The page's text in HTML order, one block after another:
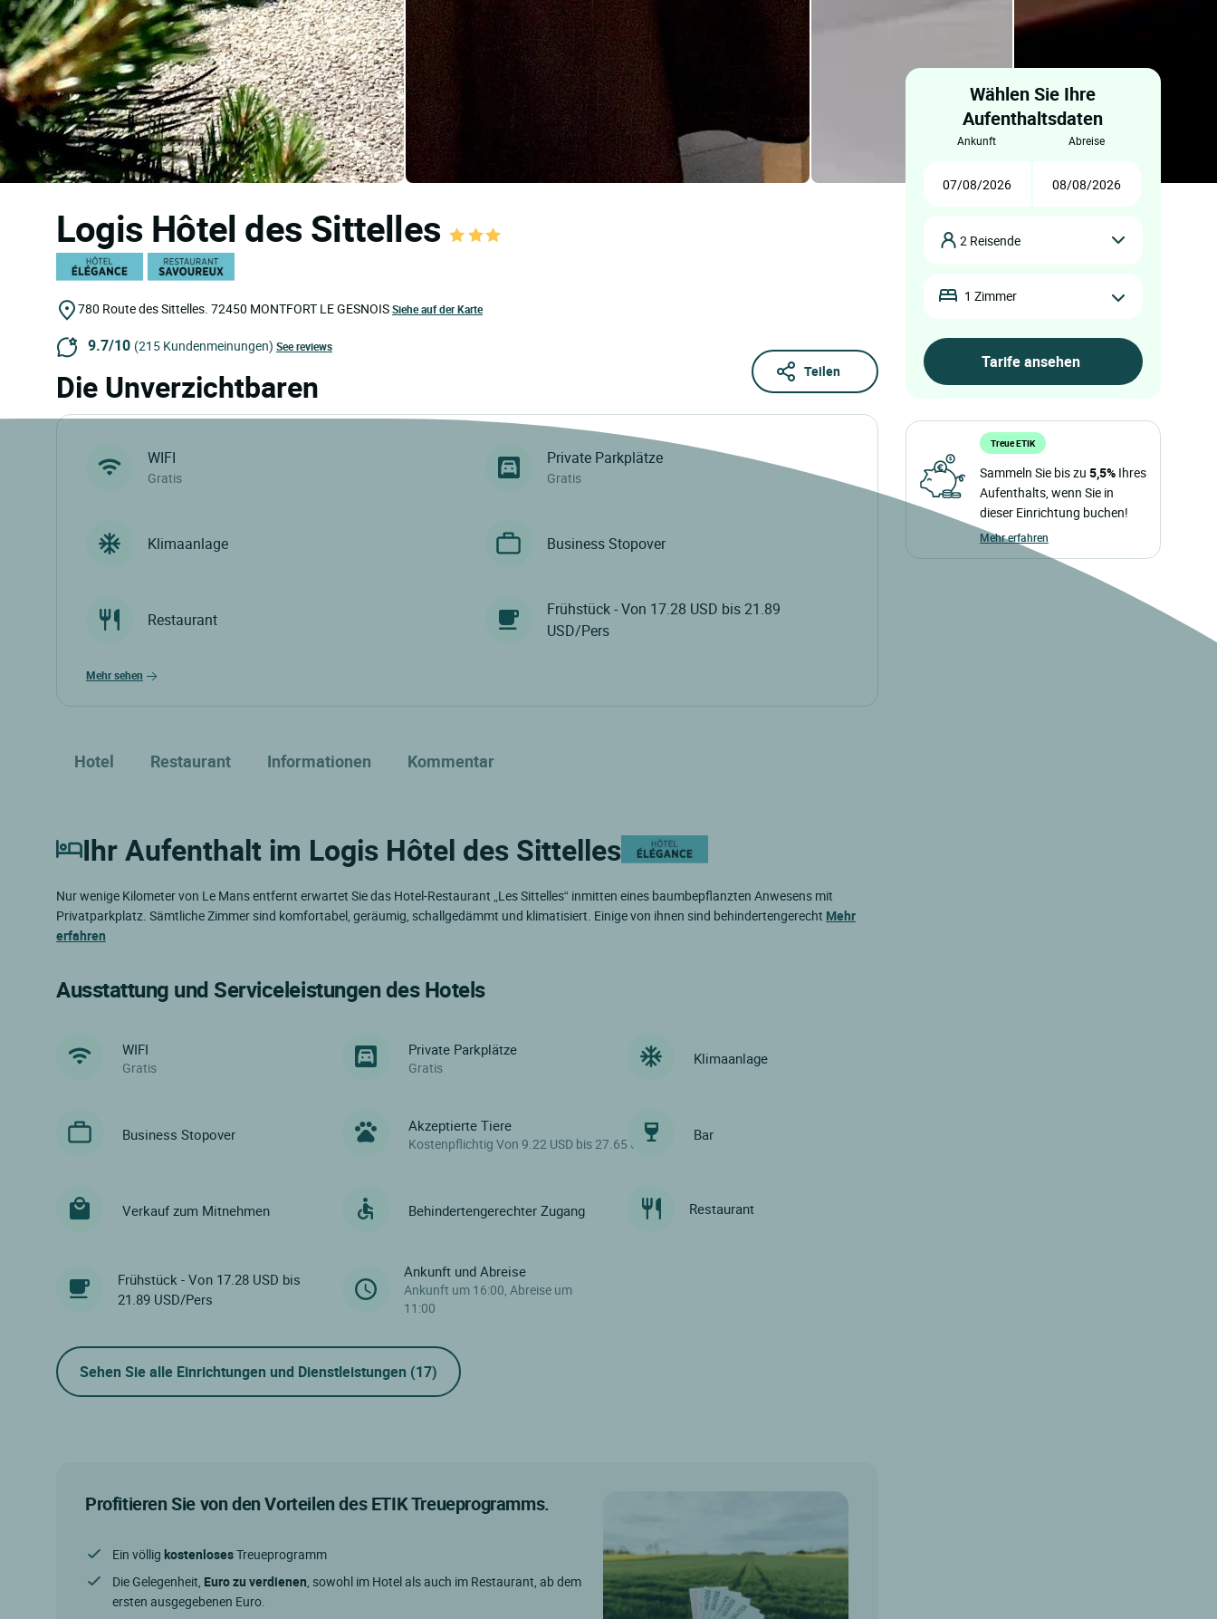
Logis Hôtel des Sittelles
780 Route des Sittelles. 72450 MONTFORT LE GESNOISSiehe auf der Karte
9.7/10 (215 Kundenmeinungen) See reviews
Teilen
Die Unverzichtbaren
WIFI
Gratis
Private Parkplätze
Gratis
Klimaanlage Business Stopover
Restaurant
Frühstück - Von 17.28 USD bis 21.89
USD/Pers
mehr sehen
Hotel Restaurant Informationen Kommentar
Ihr Aufenthalt im Logis Hôtel des Sittelles
Nur wenige Kilometer von Le Mans entfernt erwartet Sie das Hotel-Restaurant „Les Sittelles“ inmitten eines baumbepflanzten Anwesens mit
Privatparkplatz. Sämtliche Zimmer sind komfortabel, geräumig, schallgedämmt und klimatisiert. Einige von ihnen sind behindertengerecht Mehr
erfahren
Ausstattung und Serviceleistungen des Hotels
WIFI
Gratis
Private Parkplätze
Gratis
Klimaanlage
Business Stopover Akzeptierte Tiere
Kostenpflichtig Von 9.22 USD bis 27.65 USD
Bar
Verkauf zum Mitnehmen Behindertengerechter Zugang Restaurant
Frühstück - Von 17.28 USD bis
21.89 USD/Pers
Ankunft und Abreise
Ankunft um 16:00, Abreise um
11:00
Sehen Sie alle Einrichtungen und Dienstleistungen (17)
Profitieren Sie von den Vorteilen des ETIK Treueprogramms.
Ein völlig kostenlosesTreueprogramm
Die Gelegenheit, Euro zu verdienen , sowohl im Hotel als auch im Restaurant, ab dem
ersten ausgegebenen Euro.
Wählen Sie Ihre
Aufenthaltsdaten
ankunft abreise
2 Reisende
1 Zimmer
Treue ETIK
Sammeln Sie bis zu 5,5%Ihres
Aufenthalts, wenn Sie in
dieser Einrichtung buchen!
Mehr erfahren